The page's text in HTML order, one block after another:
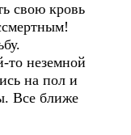
свою кровь
то неземной
на пол и
Все ближе